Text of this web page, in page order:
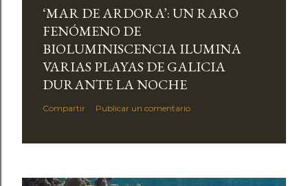
‘MAR DE ARDORA’: UN RARO
FENÓMENO DE
BIOLUMINISCENCIA ILUMINA
VARIAS PLAYAS DE GALICIA
DURANTE LA NOCHE
Compartir Publicar un comentario